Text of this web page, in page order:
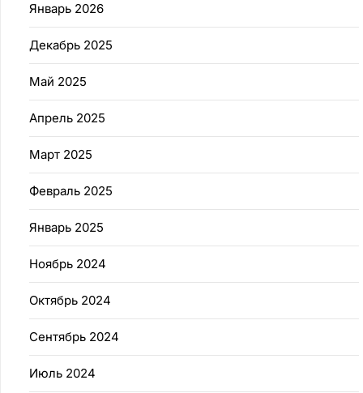
Январь 2026
Декабрь 2025
Май 2025
Апрель 2025
Март 2025
Февраль 2025
Январь 2025
Ноябрь 2024
Октябрь 2024
Сентябрь 2024
Июль 2024